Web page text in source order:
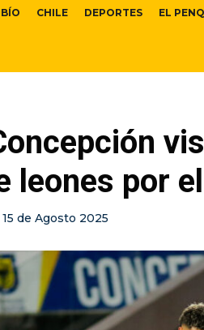
CHILE DEPORTES EL
leones por
15 de Agosto 2025